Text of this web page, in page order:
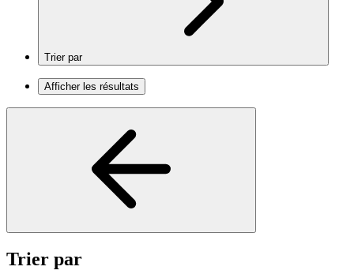
Trier par
Afficher les résultats
Trier par